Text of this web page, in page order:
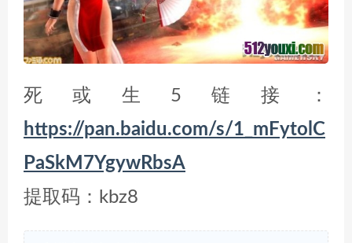
死或生5链接：
https://pan.baidu.com/s/1_mFytolC
PaSkM7YgywRbsA
提取码：kbz8